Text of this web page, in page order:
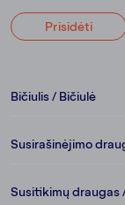
Prisidėti
Bičiulis / Bičiulė
Susirašinėjimo
Susitikimų draugas